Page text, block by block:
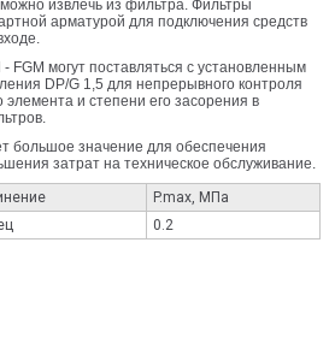
извлечь из фильтра. Фильтры
арматурой для подключения средств
FGM могут поставляться с установленным
DP/G 1,5 для непрерывного контроля
и степени его засорения в
большое значение для обеспечения
затрат на техническое обслуживание.
P.max, МПа
0.2